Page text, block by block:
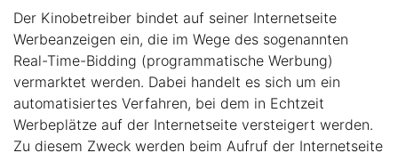
Der Kinobetreiber bindet auf seiner Internetseite
Werbeanzeigen ein, die im Wege des sogenannten
Real-Time-Bidding (programmatische Werbung)
vermarktet werden. Dabei handelt es sich um ein
automatisiertes Verfahren, bei dem in Echtzeit
Werbeplätze auf der Internetseite versteigert werden.
Zu diesem Zweck werden beim Aufruf der Internetseite